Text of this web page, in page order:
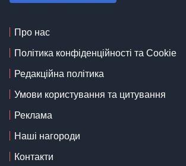
Про нас
Політика конфіденційності та Cookie
Редакційна політика
Умови користування та цитування
Реклама
Наші нагороди
Контакти